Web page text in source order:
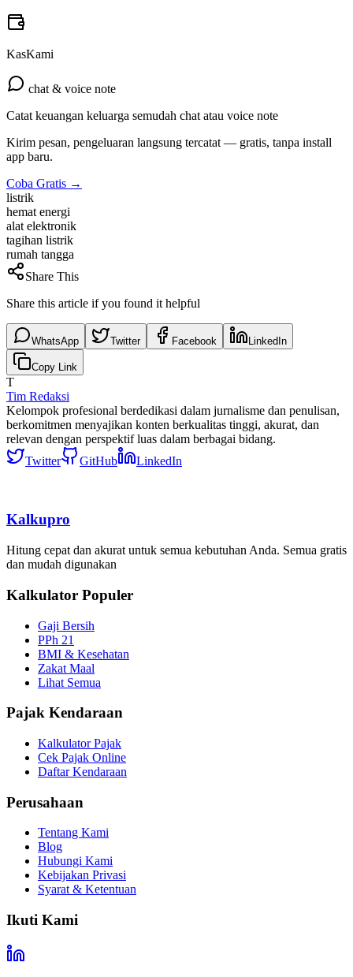
KasKami
chat & voice note
Catat keuangan keluarga semudah chat atau voice note
Kirim pesan, pengeluaran langsung tercatat — gratis, tanpa install
app baru.
Coba Gratis →
listrik
hemat energi
alat elektronik
tagihan listrik
rumah tangga
Share This
Share this article if you found it helpful
WhatsApp Twitter Facebook LinkedIn
Copy Link
T
Tim Redaksi
Kelompok profesional berdedikasi dalam jurnalisme dan penulisan,
berkomitmen menyajikan konten berkualitas tinggi, akurat, dan
relevan dengan perspektif luas dalam berbagai bidang.
Twitter
GitHub LinkedIn
Kalkupro
Hitung cepat dan akurat untuk semua kebutuhan Anda. Semua gratis
dan mudah digunakan
Kalkulator Populer
Gaji Bersih
PPh 21
BMI & Kesehatan
Zakat Maal
Lihat Semua
Pajak Kendaraan
Kalkulator Pajak
Cek Pajak Online
Daftar Kendaraan
Perusahaan
Tentang Kami
Blog
Hubungi Kami
Kebijakan Privasi
Syarat & Ketentuan
Ikuti Kami